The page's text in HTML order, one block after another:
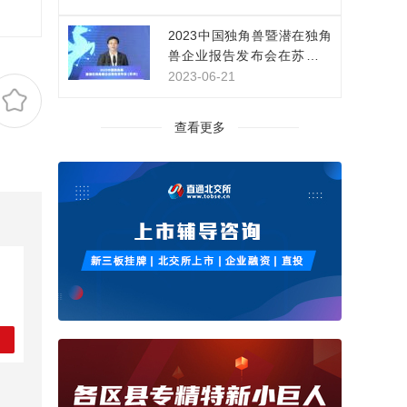
2023中国独角兽暨潜在独角
兽企业报告发布会在苏州举
行
2023-06-21
查看更多